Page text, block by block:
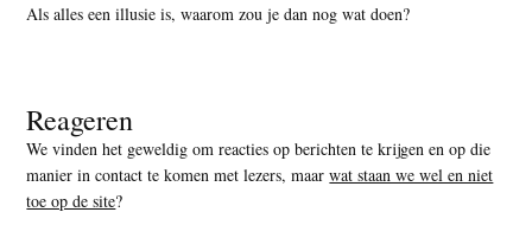
Als alles een illusie is, waarom zou je dan nog wat doen?
Reageren
We vinden het geweldig om reacties op berichten te krijgen en op die
manier in contact te komen met lezers, maarwat staan we wel en niet
toe op de site?